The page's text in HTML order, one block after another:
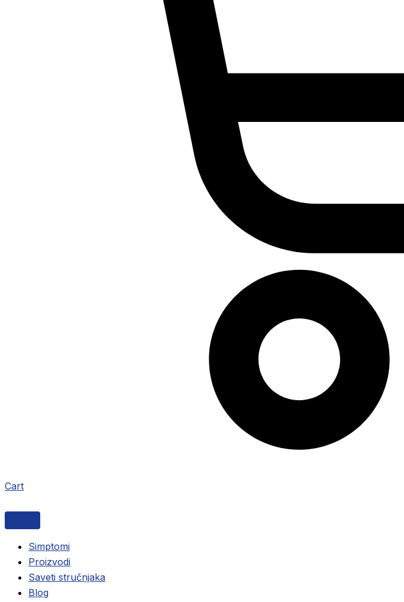
Cart
Simptomi
Proizvodi
Saveti stručnjaka
Blog